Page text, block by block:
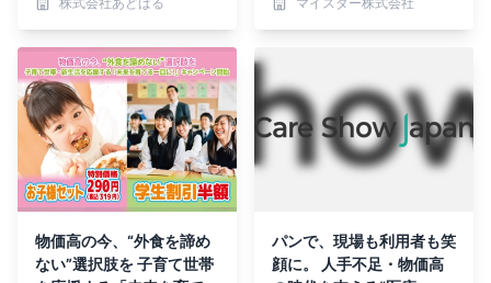
物価高の今、“外食を諦め
ない”選択肢を 子育て世帯
パンで、現場も利用者も笑
顔に。 人手不足・物価高